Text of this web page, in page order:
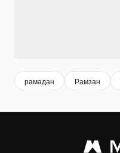
рамадан Рамзан